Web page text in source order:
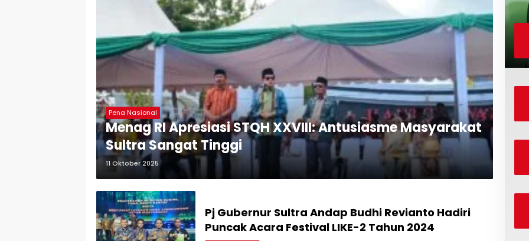
Pena Nasional
Menag RI Apresiasi STQH XXVIII: Antusiasme Masyarakat
Sultra Sangat Tinggi
11 Oktober 2025
Pj Gubernur Sultra Andap Budhi Revianto Hadiri
Puncak Acara Festival LIKE-2 Tahun 2024